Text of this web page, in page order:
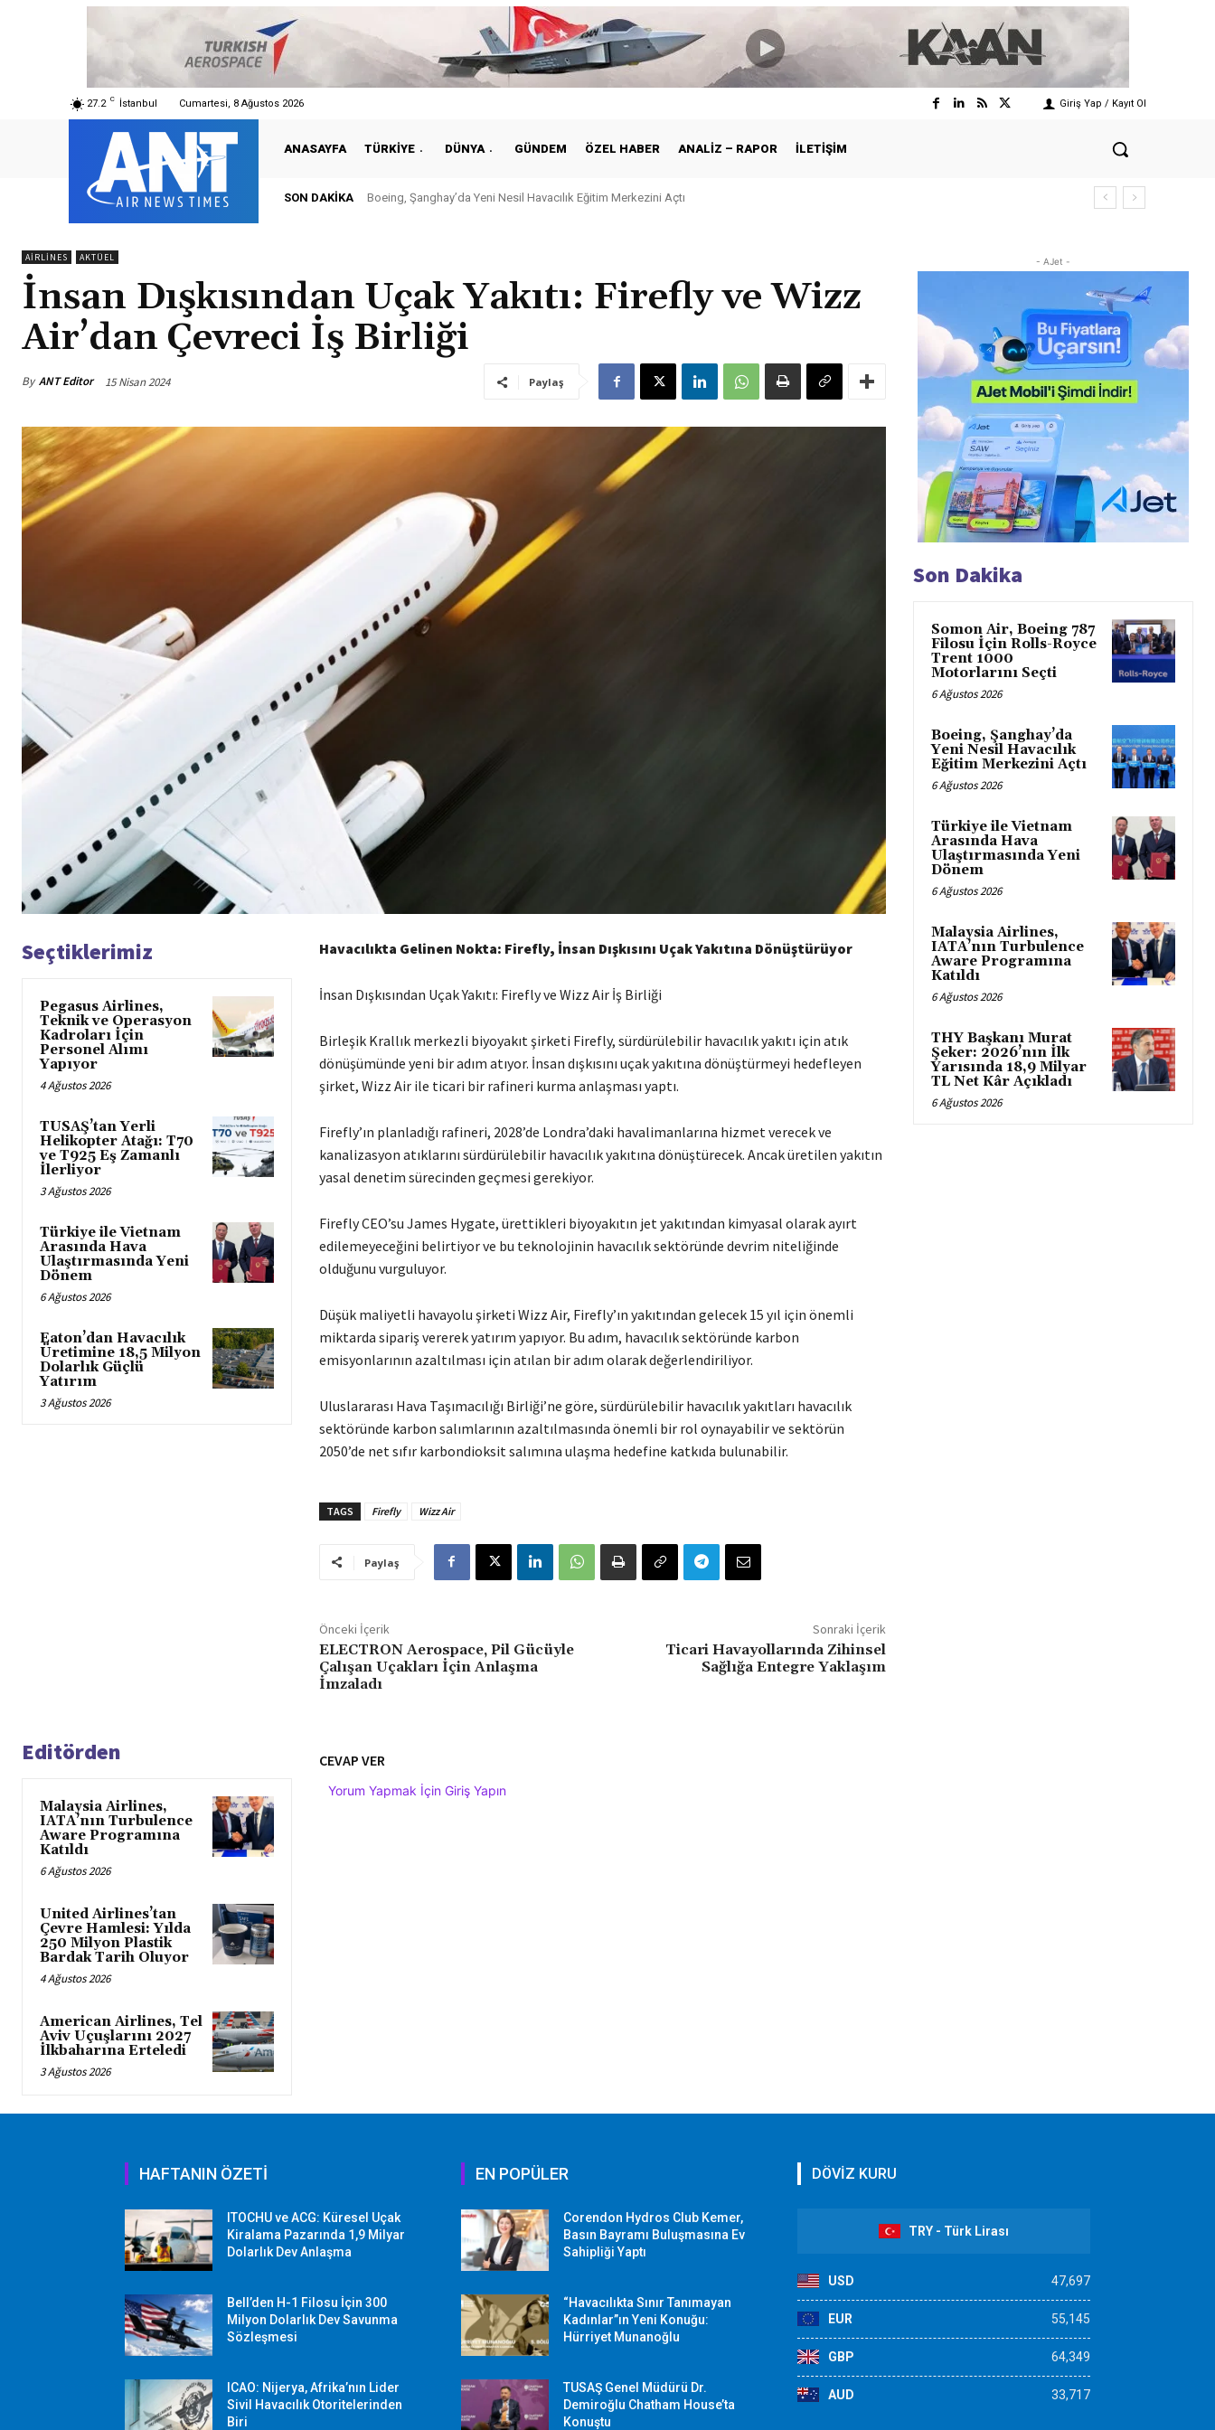
27.2 C İstanbul Cumartesi, 8 Ağustos 2026 Giriş Yap / Kayıt Ol
ANASAYFA TÜRKIYE DÜNYA GÜNDEM ÖZEL HABER ANALIZ – RAPOR İLETIŞIM
SON DAKIKA Boeing, Şanghay’da Yeni Nesil Havacılık Eğitim Merkezini Açtı
Türkiye ile Vietnam Arasında Hava Ulaştırmasında Yeni Dönem
AIRLINES AKTÜEL
İnsan Dışkısından Uçak Yakıtı: Firefly ve Wizz
Air’dan Çevreci İş Birliği
By ANT Editor 15 Nisan 2024 Paylaş
Seçtiklerimiz
Pegasus Airlines,
Teknik ve Operasyon
Kadroları İçin
Personel Alımı
Yapıyor
4 Ağustos 2026
TUSAŞ’tan Yerli
Helikopter Atağı: T70
ve T925 Eş Zamanlı
İlerliyor
3 Ağustos 2026
Türkiye ile Vietnam
Arasında Hava
Ulaştırmasında Yeni
Dönem
6 Ağustos 2026
Eaton’dan Havacılık
Üretimine 18,5 Milyon
Dolarlık Güçlü
Yatırım
3 Ağustos 2026
Havacılıkta Gelinen Nokta: Firefly, İnsan Dışkısını Uçak Yakıtına Dönüştürüyor
İnsan Dışkısından Uçak Yakıtı: Firefly ve Wizz Air İş Birliği
Birleşik Krallık merkezli biyoyakıt şirketi Firefly, sürdürülebilir havacılık yakıtı için atık
dönüşümünde yeni bir adım atıyor. İnsan dışkısını uçak yakıtına dönüştürmeyi hedefleyen
şirket, Wizz Air ile ticari bir rafineri kurma anlaşması yaptı.
Firefly’ın planladığı rafineri, 2028’de Londra’daki havalimanlarına hizmet verecek ve
kanalizasyon atıklarını sürdürülebilir havacılık yakıtına dönüştürecek. Ancak üretilen yakıtın
yasal denetim sürecinden geçmesi gerekiyor.
Firefly CEO’su James Hygate, ürettikleri biyoyakıtın jet yakıtından kimyasal olarak ayırt
edilemeyeceğini belirtiyor ve bu teknolojinin havacılık sektöründe devrim niteliğinde
olduğunu vurguluyor.
Düşük maliyetli havayolu şirketi Wizz Air, Firefly’ın yakıtından gelecek 15 yıl için önemli
miktarda sipariş vererek yatırım yapıyor. Bu adım, havacılık sektöründe karbon
emisyonlarının azaltılması için atılan bir adım olarak değerlendiriliyor.
Uluslararası Hava Taşımacılığı Birliği’ne göre, sürdürülebilir havacılık yakıtları havacılık
sektöründe karbon salımlarının azaltılmasında önemli bir rol oynayabilir ve sektörün
2050’de net sıfır karbondioksit salımına ulaşma hedefine katkıda bulunabilir.
TAGS Firefly Wizz Air
Paylaş
Önceki İçerik
ELECTRON Aerospace, Pil Gücüyle
Çalışan Uçakları İçin Anlaşma
İmzaladı
Sonraki İçerik
Ticari Havayollarında Zihinsel
Sağlığa Entegre Yaklaşım
Editörden
Malaysia Airlines,
IATA’nın Turbulence
Aware Programına
Katıldı
6 Ağustos 2026
United Airlines’tan
Çevre Hamlesi: Yılda
250 Milyon Plastik
Bardak Tarih Oluyor
4 Ağustos 2026
American Airlines, Tel
Aviv Uçuşlarını 2027
İlkbaharına Erteledi
3 Ağustos 2026
CEVAP VER
Yorum Yapmak İçin Giriş Yapın
- AJet -
Son Dakika
Somon Air, Boeing 787
Filosu İçin Rolls-Royce
Trent 1000
Motorlarını Seçti
6 Ağustos 2026
Boeing, Şanghay’da
Yeni Nesil Havacılık
Eğitim Merkezini Açtı
6 Ağustos 2026
Türkiye ile Vietnam
Arasında Hava
Ulaştırmasında Yeni
Dönem
6 Ağustos 2026
Malaysia Airlines,
IATA’nın Turbulence
Aware Programına
Katıldı
6 Ağustos 2026
THY Başkanı Murat
Şeker: 2026’nın İlk
Yarısında 18,9 Milyar
TL Net Kâr Açıkladı
6 Ağustos 2026
HAFTANIN ÖZETİ
ITOCHU ve ACG: Küresel Uçak
Kiralama Pazarında 1,9 Milyar
Dolarlık Dev Anlaşma
Bell’den H-1 Filosu İçin 300
Milyon Dolarlık Dev Savunma
Sözleşmesi
ICAO: Nijerya, Afrika’nın Lider
Sivil Havacılık Otoritelerinden
Biri
EN POPÜLER
Corendon Hydros Club Kemer,
Basın Bayramı Buluşmasına Ev
Sahipliği Yaptı
“Havacılıkta Sınır Tanımayan
Kadınlar”ın Yeni Konuğu:
Hürriyet Munanoğlu
TUSAŞ Genel Müdürü Dr.
Demiroğlu Chatham House’ta
Konuştu
DÖVİZ KURU
TRY - Türk Lirası
USD 47,697
EUR 55,145
GBP 64,349
AUD 33,717